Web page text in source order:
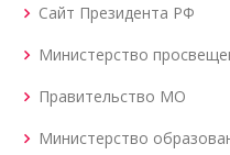
Сайт Президента РФ
Министерство
Правительство МО
Министерство